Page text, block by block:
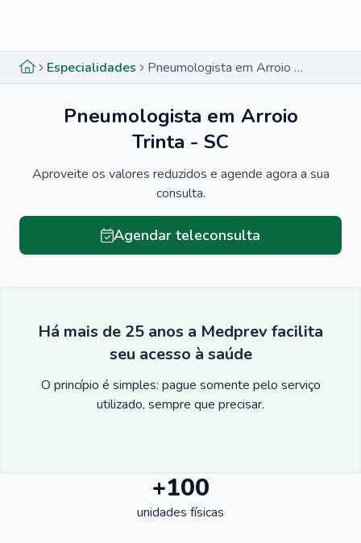
Especialidades Pneumologista em Arroio Trinta - SC
Pneumologista em Arroio
Trinta - SC
Aproveite os valores reduzidos e agende agora a sua
consulta.
Agendar teleconsulta
Há mais de 25 anos a Medprev facilita
seu acesso à saúde
O princípio é simples: pague somente pelo serviço
utilizado, sempre que precisar.
+100
unidades físicas